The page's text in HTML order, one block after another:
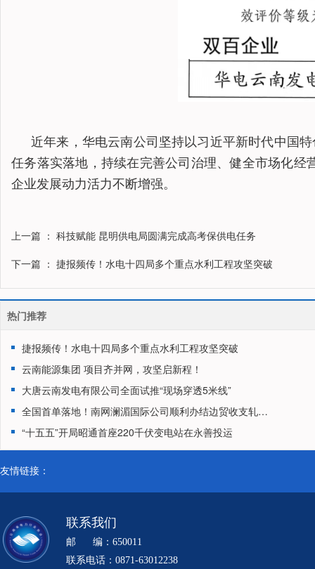
近年来，华电云南公司坚持以习近平新时代中国
任务落实落地，持续在完善公司治理、健全市场化
企业发展动力活力不断增强。
上一篇 ： 科技赋能 昆明供电局圆满完成高考保供电任务
下一篇 ： 捷报频传！水电十四局多个重点水利工程攻坚突破
热门推荐
捷报频传！水电十四局多个重点水利工程攻坚突破
云南能源集团 项目齐并网，攻坚启新程！
大唐云南发电有限公司全面试推“现场穿透5米线”
全国首单落地！南网澜湄国际公司顺利办结边贸收支轧差净额结算试点业务
“十五五”开局昭通首座220千伏变电站在永善投运
友情链接：
联系我们
邮 编：650011
联系电话：0871-63012238